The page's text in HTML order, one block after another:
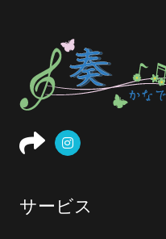
サービス